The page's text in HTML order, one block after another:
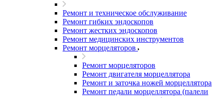
Ремонт и техническое обслуживание
Ремонт гибких эндоскопов
Ремонт жестких эндоскопов
Ремонт медицинских инструментов
Ремонт морцеляторов
Ремонт морцеляторов
Ремонт двигателя морцеллятора
Ремонт и заточка ножей морцеллятора
Ремонт педали морцеллятора (палели